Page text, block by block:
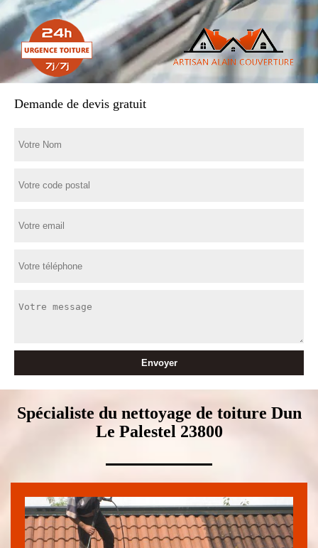
Demande de devis gratuit
Spécialiste du nettoyage de toiture Dun
Le Palestel 23800